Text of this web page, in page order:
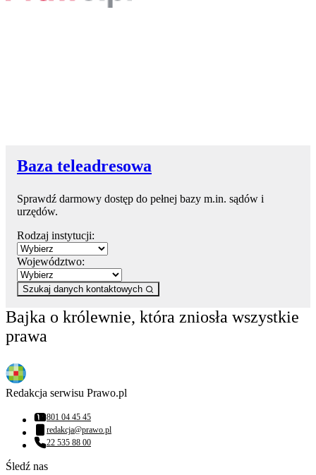
Baza teleadresowa
Sprawdź darmowy dostęp do pełnej bazy m.in. sądów i
urzędów.
Rodzaj instytucji:
Województwo:
Szukaj danych kontaktowych
Bajka o królewnie, która zniosła wszystkie
prawa
Redakcja serwisu Prawo.pl
Numer telefonu:
801 04 45 45
Adres email:
redakcja@prawo.pl
Numer telefonu:
22 535 88 00
Śledź nas